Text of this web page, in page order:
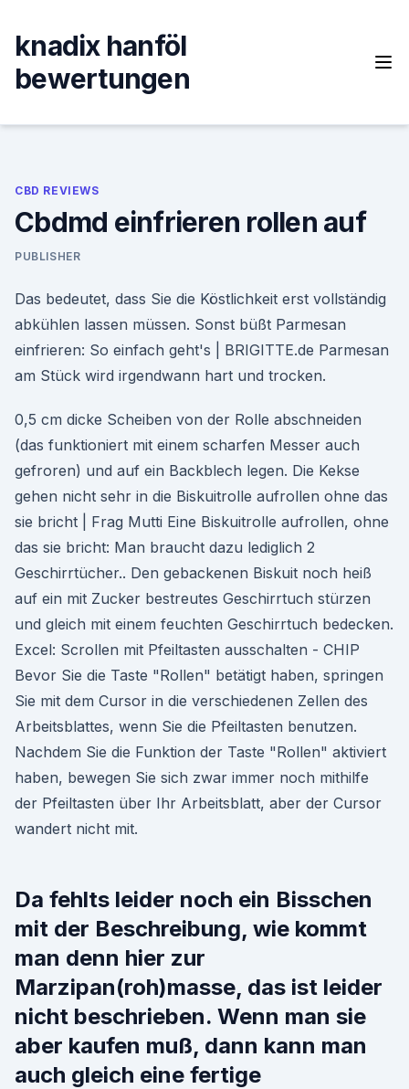
content
knadix hanföl
bewertungen
CBD REVIEWS
Cbdmd einfrieren rollen auf
PUBLISHER
Das bedeutet, dass Sie die Köstlichkeit erst vollständig
abkühlen lassen müssen. Sonst büßt Parmesan
einfrieren: So einfach geht's | BRIGITTE.de Parmesan
am Stück wird irgendwann hart und trocken.
0,5 cm dicke Scheiben von der Rolle abschneiden
(das funktioniert mit einem scharfen Messer auch
gefroren) und auf ein Backblech legen. Die Kekse
gehen nicht sehr in die Biskuitrolle aufrollen ohne das
sie bricht | Frag Mutti Eine Biskuitrolle aufrollen, ohne
das sie bricht: Man braucht dazu lediglich 2
Geschirrtücher.. Den gebackenen Biskuit noch heiß
auf ein mit Zucker bestreutes Geschirrtuch stürzen
und gleich mit einem feuchten Geschirrtuch bedecken.
Excel: Scrollen mit Pfeiltasten ausschalten - CHIP
Bevor Sie die Taste "Rollen" betätigt haben, springen
Sie mit dem Cursor in die verschiedenen Zellen des
Arbeitsblattes, wenn Sie die Pfeiltasten benutzen.
Nachdem Sie die Funktion der Taste "Rollen" aktiviert
haben, bewegen Sie sich zwar immer noch mithilfe
der Pfeiltasten über Ihr Arbeitsblatt, aber der Cursor
wandert nicht mit.
Da fehlts leider noch ein Bisschen
mit der Beschreibung, wie kommt
man denn hier zur
Marzipan(roh)masse, das ist leider
nicht beschrieben. Wenn man sie
aber kaufen muß, dann kann man
auch gleich eine fertige